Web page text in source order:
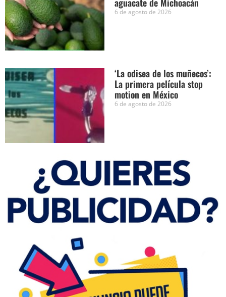
6 de agosto de 2026
‘La odisea de los muñecos’:
La primera película stop
motion en México
6 de agosto de 2026